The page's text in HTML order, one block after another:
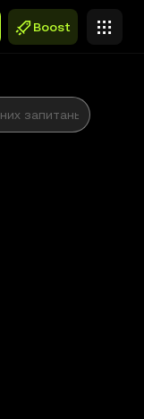
Boost